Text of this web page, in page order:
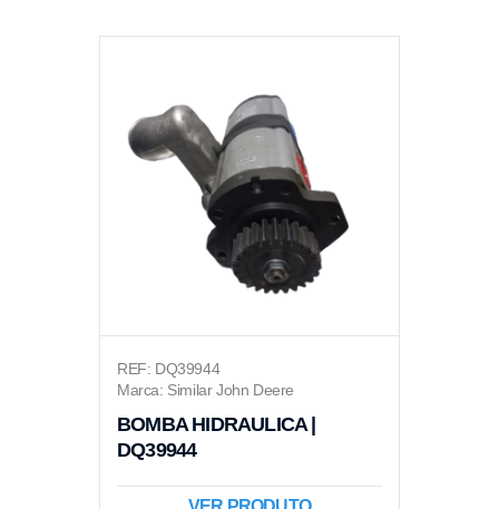
REF: DQ39944
Marca: Similar John Deere
BOMBA HIDRAULICA |
DQ39944